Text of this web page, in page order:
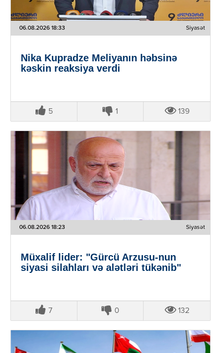
06.08.2026 18:33 Siyasət
Nika Kupradze Meliyanın həbsinə
kəskin reaksiya verdi
5 1 139
06.08.2026 18:23 Siyasət
Müxalif lider: "Gürcü Arzusu-nun
siyasi silahları və alətləri tükənib"
7 0 132